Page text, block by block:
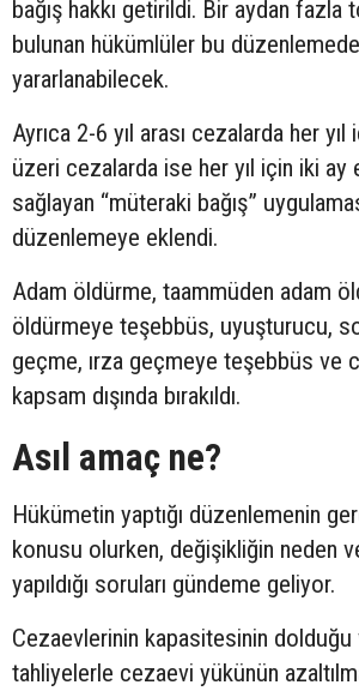
bağış hakkı getirildi. Bir aydan fazla
bulunan hükümlüler bu
yararlanabilecek.
Ayrıca 2-6 yıl arası cezalarda her yıl
üzeri cezalarda ise her yıl için iki ay
sağlayan “müteraki bağış”
düzenlemeye eklendi.
Adam öldürme, taammüden adam
öldürmeye teşebbüs, uyuşturucu,
geçme, ırza geçmeye teşebbüs ve
kapsam dışında bırakıldı.
Asıl amaç ne?
Hükümetin yaptığı düzenlemenin
konusu olurken, değişikliğin neden
yapıldığı soruları gündeme geliyor.
Cezaevlerinin kapasitesinin dolduğu
tahliyelerle cezaevi yükünün